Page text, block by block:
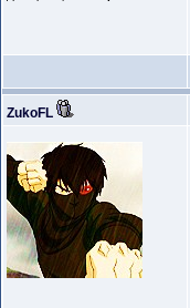
ZukoFL